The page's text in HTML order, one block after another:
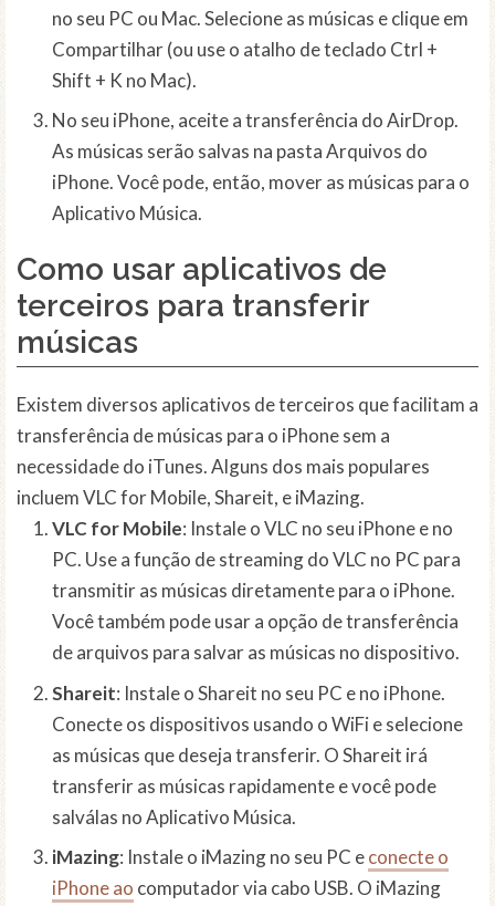
no seu PC ou Mac. Selecione as músicas e clique em
Compartilhar (ou use o atalho de teclado Ctrl +
Shift + K no Mac).
No seu iPhone, aceite a transferência do AirDrop.
As músicas serão salvas na pasta Arquivos do
iPhone. Você pode, então, mover as músicas para o
Aplicativo Música.
Como usar aplicativos de
terceiros para transferir
músicas
Existem diversos aplicativos de terceiros que facilitam a
transferência de músicas para o iPhone sem a
necessidade do iTunes. Alguns dos mais populares
incluem VLC for Mobile, Shareit, e iMazing.
VLC for Mobile: Instale o VLC no seu iPhone e no
PC. Use a função de streaming do VLC no PC para
transmitir as músicas diretamente para o iPhone.
Você também pode usar a opção de transferência
de arquivos para salvar as músicas no dispositivo.
Shareit: Instale o Shareit no seu PC e no iPhone.
Conecte os dispositivos usando o WiFi e selecione
as músicas que deseja transferir. O Shareit irá
transferir as músicas rapidamente e você pode
salválas no Aplicativo Música.
iMazing: Instale o iMazing no seu PC econecte o
iPhone ao computador via cabo USB. O iMazing